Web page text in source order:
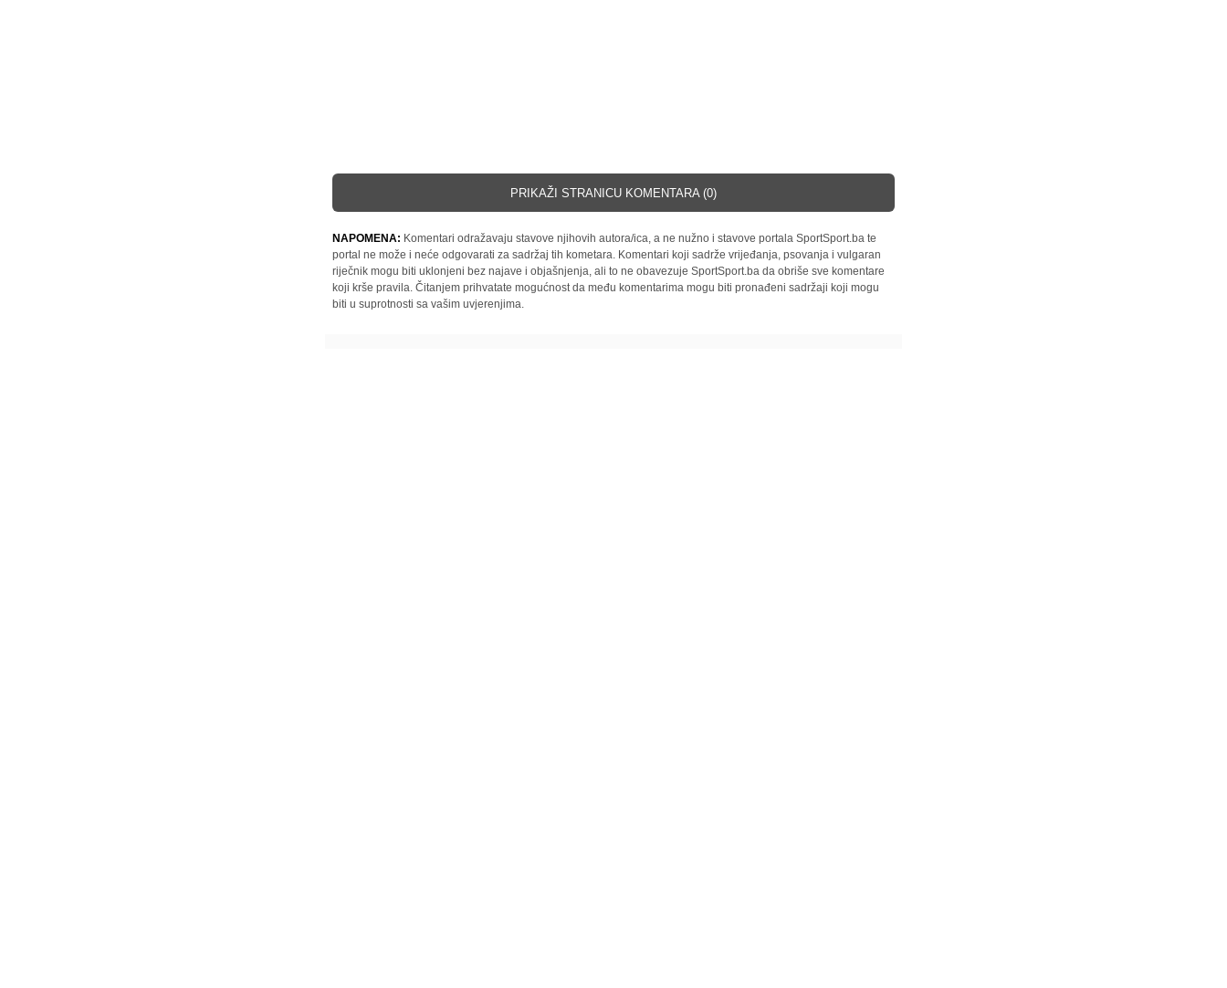
PRIKAŽI STRANICU KOMENTARA (0)
NAPOMENA: Komentari odražavaju stavove njihovih autora/ica, a ne nužno i stavove portala SportSport.ba te
portal ne može i neće odgovarati za sadržaj tih kometara. Komentari koji sadrže vrijeđanja, psovanja i vulgaran
riječnik mogu biti uklonjeni bez najave i objašnjenja, ali to ne obavezuje SportSport.ba da obriše sve komentare
koji krše pravila. Čitanjem prihvatate mogućnost da među komentarima mogu biti pronađeni sadržaji koji mogu
biti u suprotnosti sa vašim uvjerenjima.